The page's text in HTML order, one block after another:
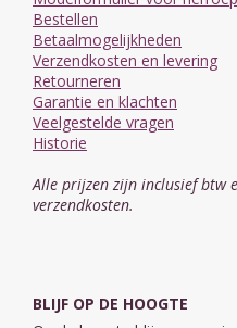
Bestellen
Betaalmogelijkheden
Verzendkosten en levering
Retourneren
Garantie en klachten
Veelgestelde vragen
Historie
Alle prijzen zijn inclusief btw
verzendkosten.
BLIJF OP DE HOOGTE